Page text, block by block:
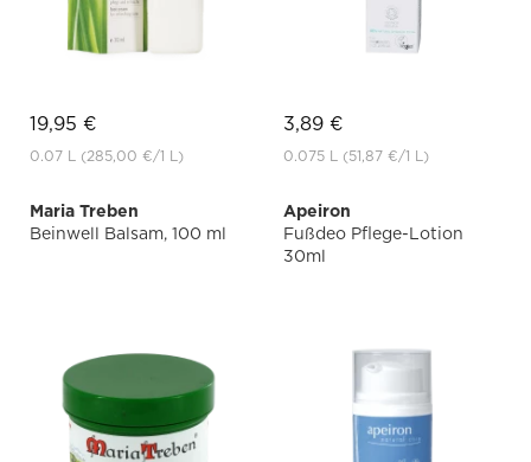
19,95 €
0.07 L (285,00 €/1 L)
3,89 €
0.075 L (51,87 €/1 L)
Maria Treben
Beinwell Balsam, 100 ml
Apeiron
Fußdeo Pflege-Lotion
30ml